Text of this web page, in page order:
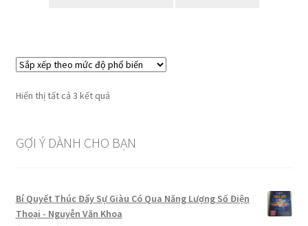
Hiển thị tất cả 3 kết quảĐã
theo
biến
GỢI Ý DÀNH CHO BẠN
Bí Quyết Thúc Đẩy Sự Giàu Có Qua Năng Lượng Số Điện
Thoại - Nguyễn Văn Khoa